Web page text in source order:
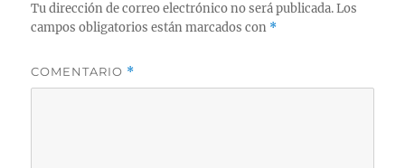
Tu dirección de correo electrónico no será publicada. Los
campos obligatorios están marcados con *
COMENTARIO *